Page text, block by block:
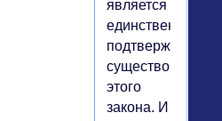
является
единственным
подтверждением
существования
этого
закона. И